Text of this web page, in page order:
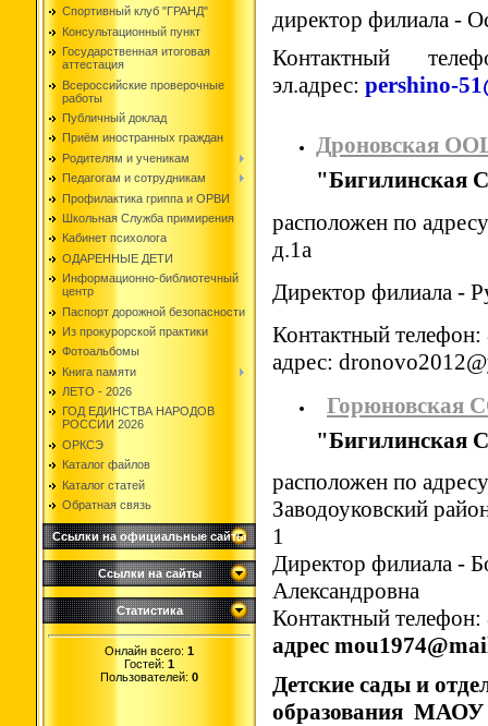
Спортивный клуб "ГРАНД"
Консультационный пункт
Государственная итоговая
аттестация
Всероссийские проверочные
работы
Публичный доклад
Приём иностранных граждан
Родителям и ученикам
Педагогам и сотрудникам
Профилактика гриппа и ОРВИ
Школьная Служба примирения
Кабинет психолога
ОДАРЕННЫЕ ДЕТИ
Информационно-библиотечный
центр
Паспорт дорожной безопасности
Из прокурорской практики
Фотоальбомы
Книга памяти
ЛЕТО - 2026
ГОД ЕДИНСТВА НАРОДОВ
РОССИИ 2026
ОРКСЭ
Каталог файлов
Каталог статей
Обратная связь
Ссылки на официальные сайты
Ссылки на сайты
Статистика
Онлайн всего: 1
Гостей: 1
Пользователей: 0
директор филиала -
Контактный
эл.адрес: pershino-
Дроновская
расположен по
д.1а
Директор филиала -
Контактный
адрес:
Горюновская
расположен по
Заводоуковский
1
Директор филиала -
Александровна
Контактный
адрес
Детские сады и
образования